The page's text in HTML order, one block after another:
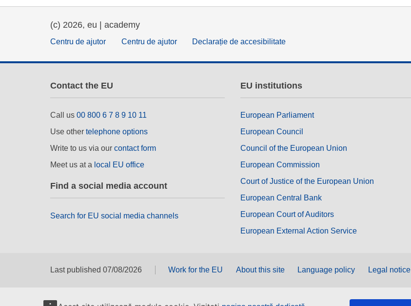
(c) 2026, eu | academy
Centru de ajutor Centru de ajutor Declarație de accesibilitate
Contact the EU
Call us 00 800 6 7 8 9 10 11
Use other telephone options
Write to us via our contact form
Meet us at a local EU office
Find a social media account
Search for EU social media channels
EU institutions
European Parliament
European Council
Council of the European Union
European Commission
Court of Justice of the European Union
European Central Bank
European Court of Auditors
European External Action Service
Last published 07/08/2026 Work for the EU About this site Language policy Legal notice